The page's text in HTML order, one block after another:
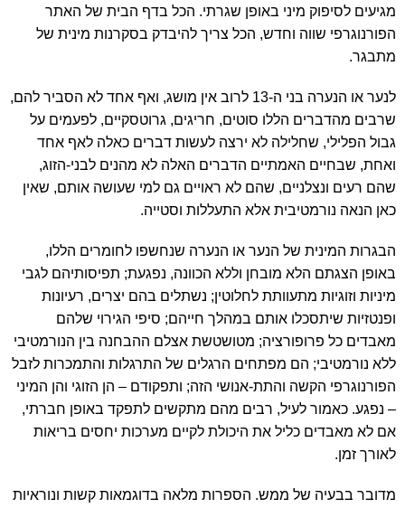
מגיעים לסיפוק מיני באופן שגרתי. הכל בדף הבית של האתר
הפורנוגרפי שווה וחדש, הכל צריך להיבדק בסקרנות מינית של
מתבגר.
לנער או הנערה בני ה-13 לרוב אין מושג, ואף אחד לא הסביר להם,
שרבים מהדברים הללו סוטים, חריגים, גרוטסקיים, לפעמים על
גבול הפלילי, שחלילה לא ירצה לעשות דברים כאלה לאף אחד
ואחת, שבחיים האמתיים הדברים האלה לא מהנים לבני-הזוג,
שהם רעים ונצלניים, שהם לא ראויים גם למי שעושה אותם, שאין
כאן הנאה נורמטיבית אלא התעללות וסטייה.
הבגרות המינית של הנער או הנערה שנחשפו לחומרים הללו,
באופן הצגתם הלא מובחן וללא הכוונה, נפגעת; תפיסותיהם לגבי
מיניות וזוגיות מתעוותת לחלוטין; נשתלים בהם יצרים, רעיונות
ופנטזיות שיתסכלו אותם במהלך חייהם; סיפי הגירוי שלהם
מאבדים כל פרופורציה; מטושטשת אצלם ההבחנה בין הנורמטיבי
ללא נורמטיבי; הם מפתחים הרגלים של התרגלות והתמכרות לזבל
הפורנוגרפי הקשה והתת-אנושי הזה; ותפקודם – הן הזוגי והן המיני
– נפגע. כאמור לעיל, רבים מהם מתקשים לתפקד באופן חברתי,
אם לא מאבדים כליל את היכולת לקיים מערכות יחסים בריאות
לאורך זמן.
מדובר בבעיה של ממש. הספרות מלאה בדוגמאות קשות ונוראיות